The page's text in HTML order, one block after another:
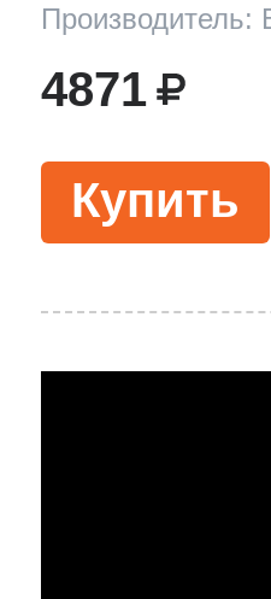
Производитель:
4871
Купить